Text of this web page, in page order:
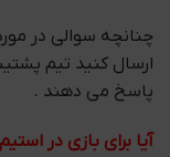
چنانچه سوالی در
پاسخ می دهند .
آیا برای بازی در